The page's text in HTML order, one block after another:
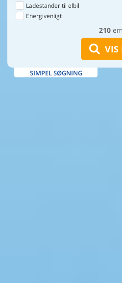
210
VIS
Ladestander til elbil
Energivenligt
SIMPEL SØGNING